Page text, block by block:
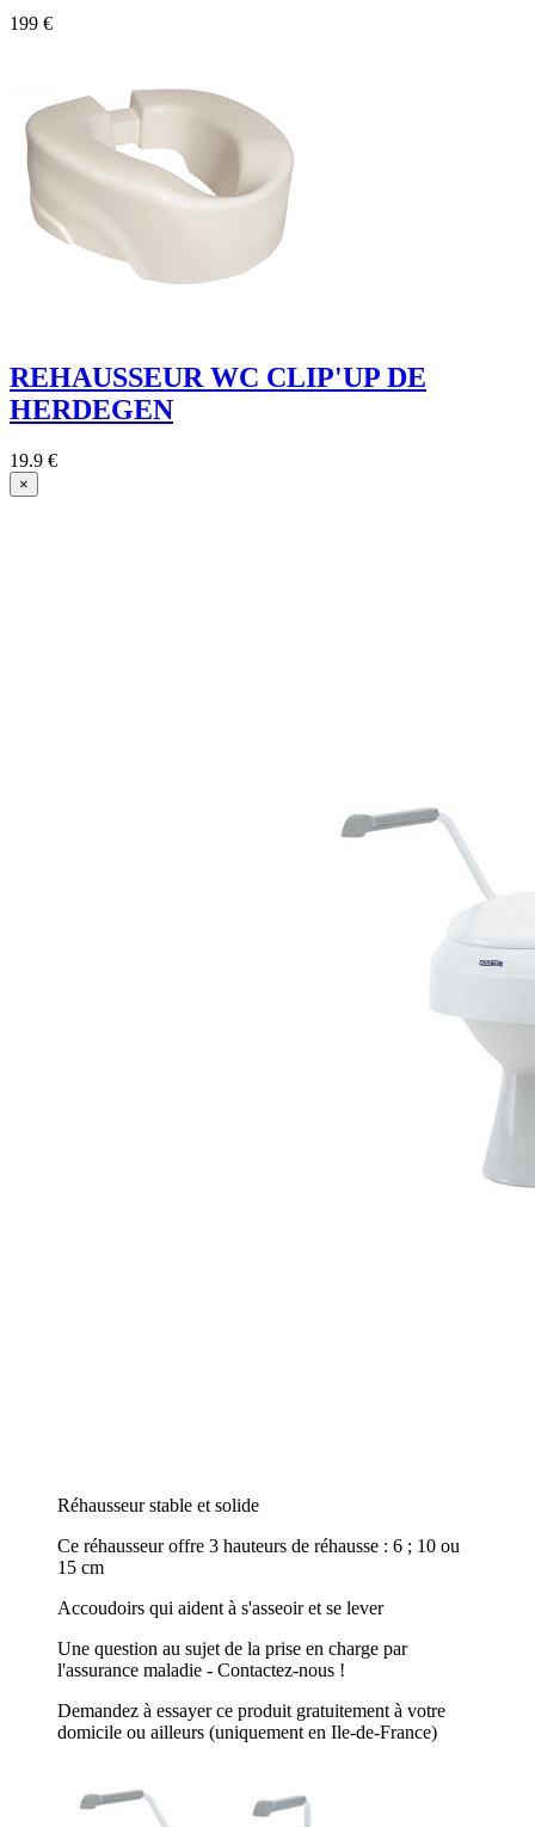
199 €
REHAUSSEUR WC CLIP'UP DE
HERDEGEN
19.9 €
×
Réhausseur stable et solide
Ce réhausseur offre 3 hauteurs de réhausse : 6 ; 10 ou
15 cm
Accoudoirs qui aident à s'asseoir et se lever
Une question au sujet de la prise en charge par
l'assurance maladie - Contactez-nous !
Demandez à essayer ce produit gratuitement à votre
domicile ou ailleurs (uniquement en Ile-de-France)